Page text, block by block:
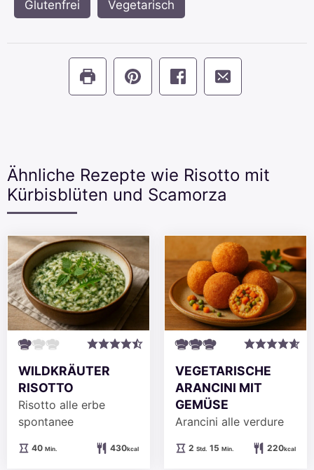
Glutenfrei Vegetarisch
Ähnliche Rezepte wie Risotto mit
Kürbisblüten und Scamorza
WILDKRÄUTER
RISOTTO
Risotto alle erbe
spontanee
40Minuten
Min. 430kcal
VEGETARISCHE
ARANCINI MIT
GEMÜSE
Arancini alle verdure
2Stunden
Std. 15Minuten
Min. 220kcal